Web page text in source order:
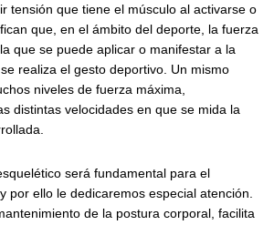
tensión que tiene el músculo al activarse o
que, en el ámbito del deporte, la fuerza
que se puede aplicar o manifestar a la
realiza el gesto deportivo. Un mismo
niveles de fuerza máxima,
distintas velocidades en que se mida la
será fundamental para el
por ello le dedicaremos especial atención.
de la postura corporal, facilita